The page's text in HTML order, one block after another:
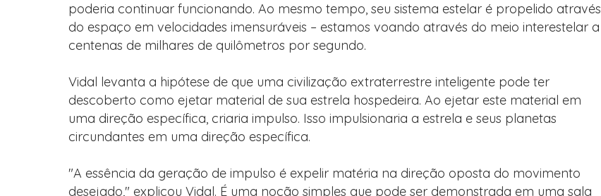
poderia continuar funcionando. Ao mesmo tempo, seu sistema estelar é propelido através
do espaço em velocidades imensuráveis – estamos voando através do meio interestelar a
centenas de milhares de quilômetros por segundo.
Vidal levanta a hipótese de que uma civilização extraterrestre inteligente pode ter
descoberto como ejetar material de sua estrela hospedeira. Ao ejetar este material em
uma direção específica, criaria impulso. Isso impulsionaria a estrela e seus planetas
circundantes em uma direção específica.
"A essência da geração de impulso é expelir matéria na direção oposta do movimento
desejado," explicou Vidal. É uma noção simples que pode ser demonstrada em uma sala